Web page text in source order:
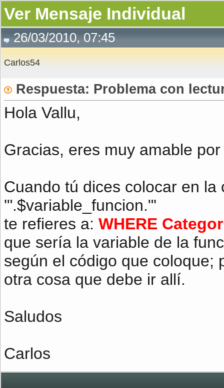
Ver Mensaje Individual
26/03/2010, 07:45
Carlos54
Respuesta: Problema con
Hola Vallu,
Gracias, eres muy amable
Cuando tú dices colocar en
'".$variable_funcion."'
te refieres a: WHERE
que sería la variable de la
según el código que coloque;
otra cosa que debe ir allí.
Saludos
Carlos